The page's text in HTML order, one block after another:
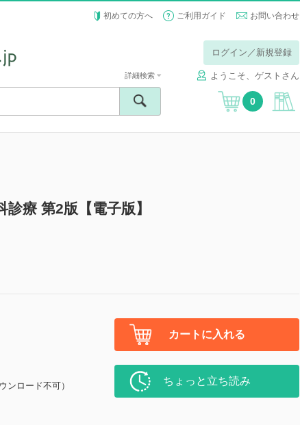
初めての方へ ご利用ガイド お問い合わせ
ログイン／新規登録
ようこそ、ゲストさん
詳細検索
0
療 第2版【電子版】
ンロード不可）
カートに入れる
ちょっと立ち読み